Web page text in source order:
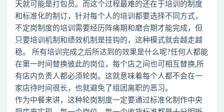
天就可能是打包员。而这个过程最难的还在于培训的制度
和标准化的制订，针对每个人的培训都要选择不同方式，
不定岗制度的培训需要经历阵痛期和磨合期才能完成，但
只要培训机制和绩效机制是挂钩的，这种模式就会越走越
稳。 所有培训完成之后所达到的效果是什么呢?任何人都能
在第一时间替换彼此的岗位，每个店之间也可相互替换,所
有店内负责人都必须轮岗。这就意味着每个人都不会在一
家店待时间很长，也就避免了组团离职的恶习。
作为中餐来讲，这种轮岗制度一定要通过标准化制作中央